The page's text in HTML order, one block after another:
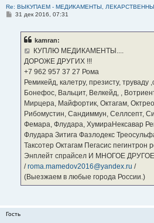
Re: ВЫКУПАЕМ - МЕДИКАМЕНТЫ,
С31 дек 2016, 07:31
kamran:
КУПЛЮ МЕДИКАМЕНТЫ....
ДОРОЖЕ ДРУГИХ !!!
‪+7 962 957 37 27‬ Рома
Ремикейд, калетру, презисту,
Бонефос, Вальцит, Велкейд, ,
Мирцера, Майфортик, Октагам,
Рибомустин, Сандиммун, Селлсепт,
Фемара, Флудара, ХумираНексавар
Флудара Зитига Фазлодекс
Таксотер Октагам Пегасис
Энплейт спрайсел И МНОГОЕ
/roma.mamedov2016@yandex.ru /
(Выезжаем в любые города России.)
Гость